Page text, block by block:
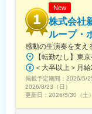
◎組織作りへの
リーダー候補
に深く関わり、
◎キャリアパス
マネジメントの
業戦略に関わる
■所属部署：
viviONのグルー
リエイターが、
New
株式会社
ループ・
感動の生演奏を支え
掲載予定期間： 2026/5/
2026/8/23（日）
更新日： 2026/5/30（土）